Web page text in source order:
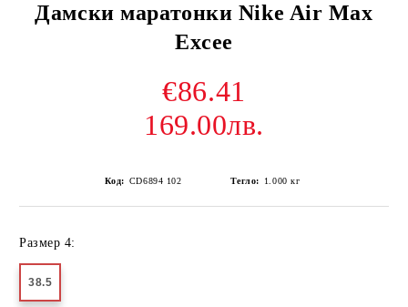
Дамски маратонки Nike Air Max
Excee
€86.41
169.00лв.
Код: CD6894 102 Тегло: 1.000 кг
Размер 4:
38.5